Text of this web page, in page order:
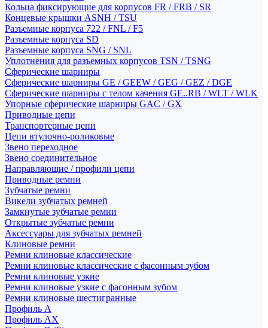
Кольца фиксирующие для корпусов FR / FRB / SR
Концевые крышки ASNH / TSU
Разъемные корпуса 722 / FNL / F5
Разъемные корпуса SD
Разъемные корпуса SNG / SNL
Уплотнения для разъемных корпусов TSN / TSNG
Сферические шарниры
Сферические шарниры GE / GEEW / GEG / GEZ / DGE
Сферические шарниры с телом качения GE..RB / WLT / WLK
Упорные сферические шарниры GAC / GX
Приводные цепи
Транспортерные цепи
Цепи втулочно-роликовые
Звено переходное
Звено соединительное
Направляющие / профили цепи
Приводные ремни
Зубчатые ремни
Викели зубчатых ремней
Замкнутые зубчатые ремни
Открытые зубчатые ремни
Аксессуары для зубчатых ремней
Клиновые ремни
Ремни клиновые классические
Ремни клиновые классические с фасонным зубом
Ремни клиновые узкие
Ремни клиновые узкие с фасонным зубом
Ремни клиновые шестигранные
Профиль A
Профиль AX